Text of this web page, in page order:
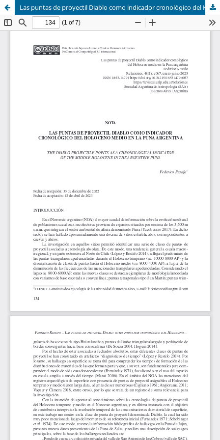
Las puntas de proyectil Diablo como indicador cronológico del Holoceno medio en la Puna argentina